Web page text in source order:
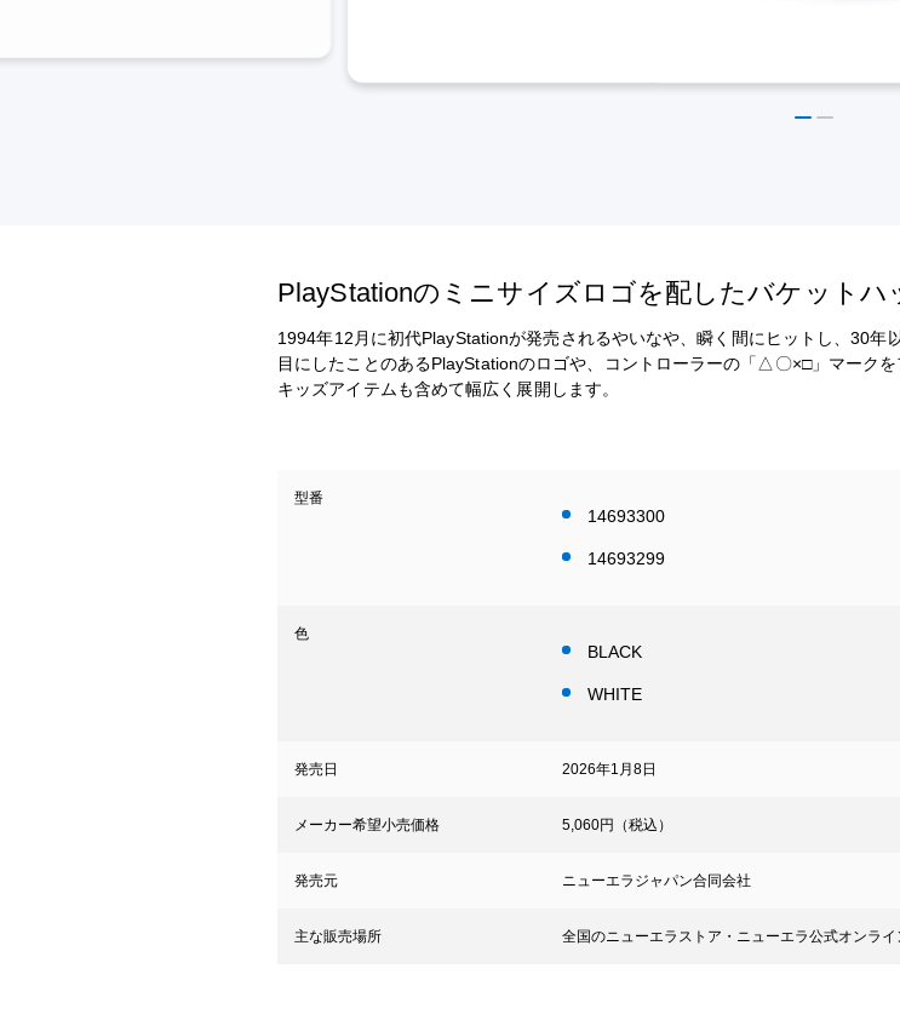
PlayStationのミニサイズロゴを配したバケットハ
1994年12月に初代PlayStationが発売されるやいなや、瞬く間にヒットし、30
目にしたことのあるPlayStationのロゴや、コントローラーの「△〇×□」マーク
キッズアイテムも含めて幅広く展開します。
型番
14693300
14693299
色
BLACK
WHITE
発売日 2026年1月8日
メーカー希望小売価格 5,060円（税込）
発売元 ニューエラジャパン合同会社
主な販売場所 全国のニューエラストア・ニューエラ公式オンライ